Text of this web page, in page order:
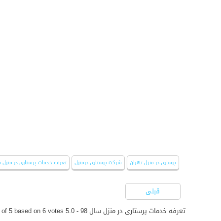
پرساری در منزل تهران شرکت پرستاری درمنزل تعرفه خدمات پرستاری در منزل
قبلی
تعرفه خدمات پرستاری در منزل سال 98
-
5.0
5based on6votes